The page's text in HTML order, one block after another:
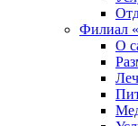
Филиал
О